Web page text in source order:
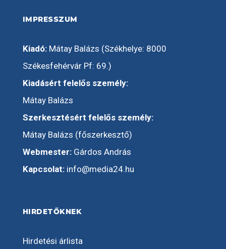
IMPRESSZUM
Kiadó:Mátay Balázs (Székhelye: 8000
Székesfehérvár Pf: 69.)
Kiadásért felelős személy:
Mátay Balázs
Szerkesztésért felelős személy:
Mátay Balázs (főszerkesztő)
Webmester:Gárdos András
Kapcsolat: info@media24.hu
HIRDETŐKNEK
Hirdetési árlista